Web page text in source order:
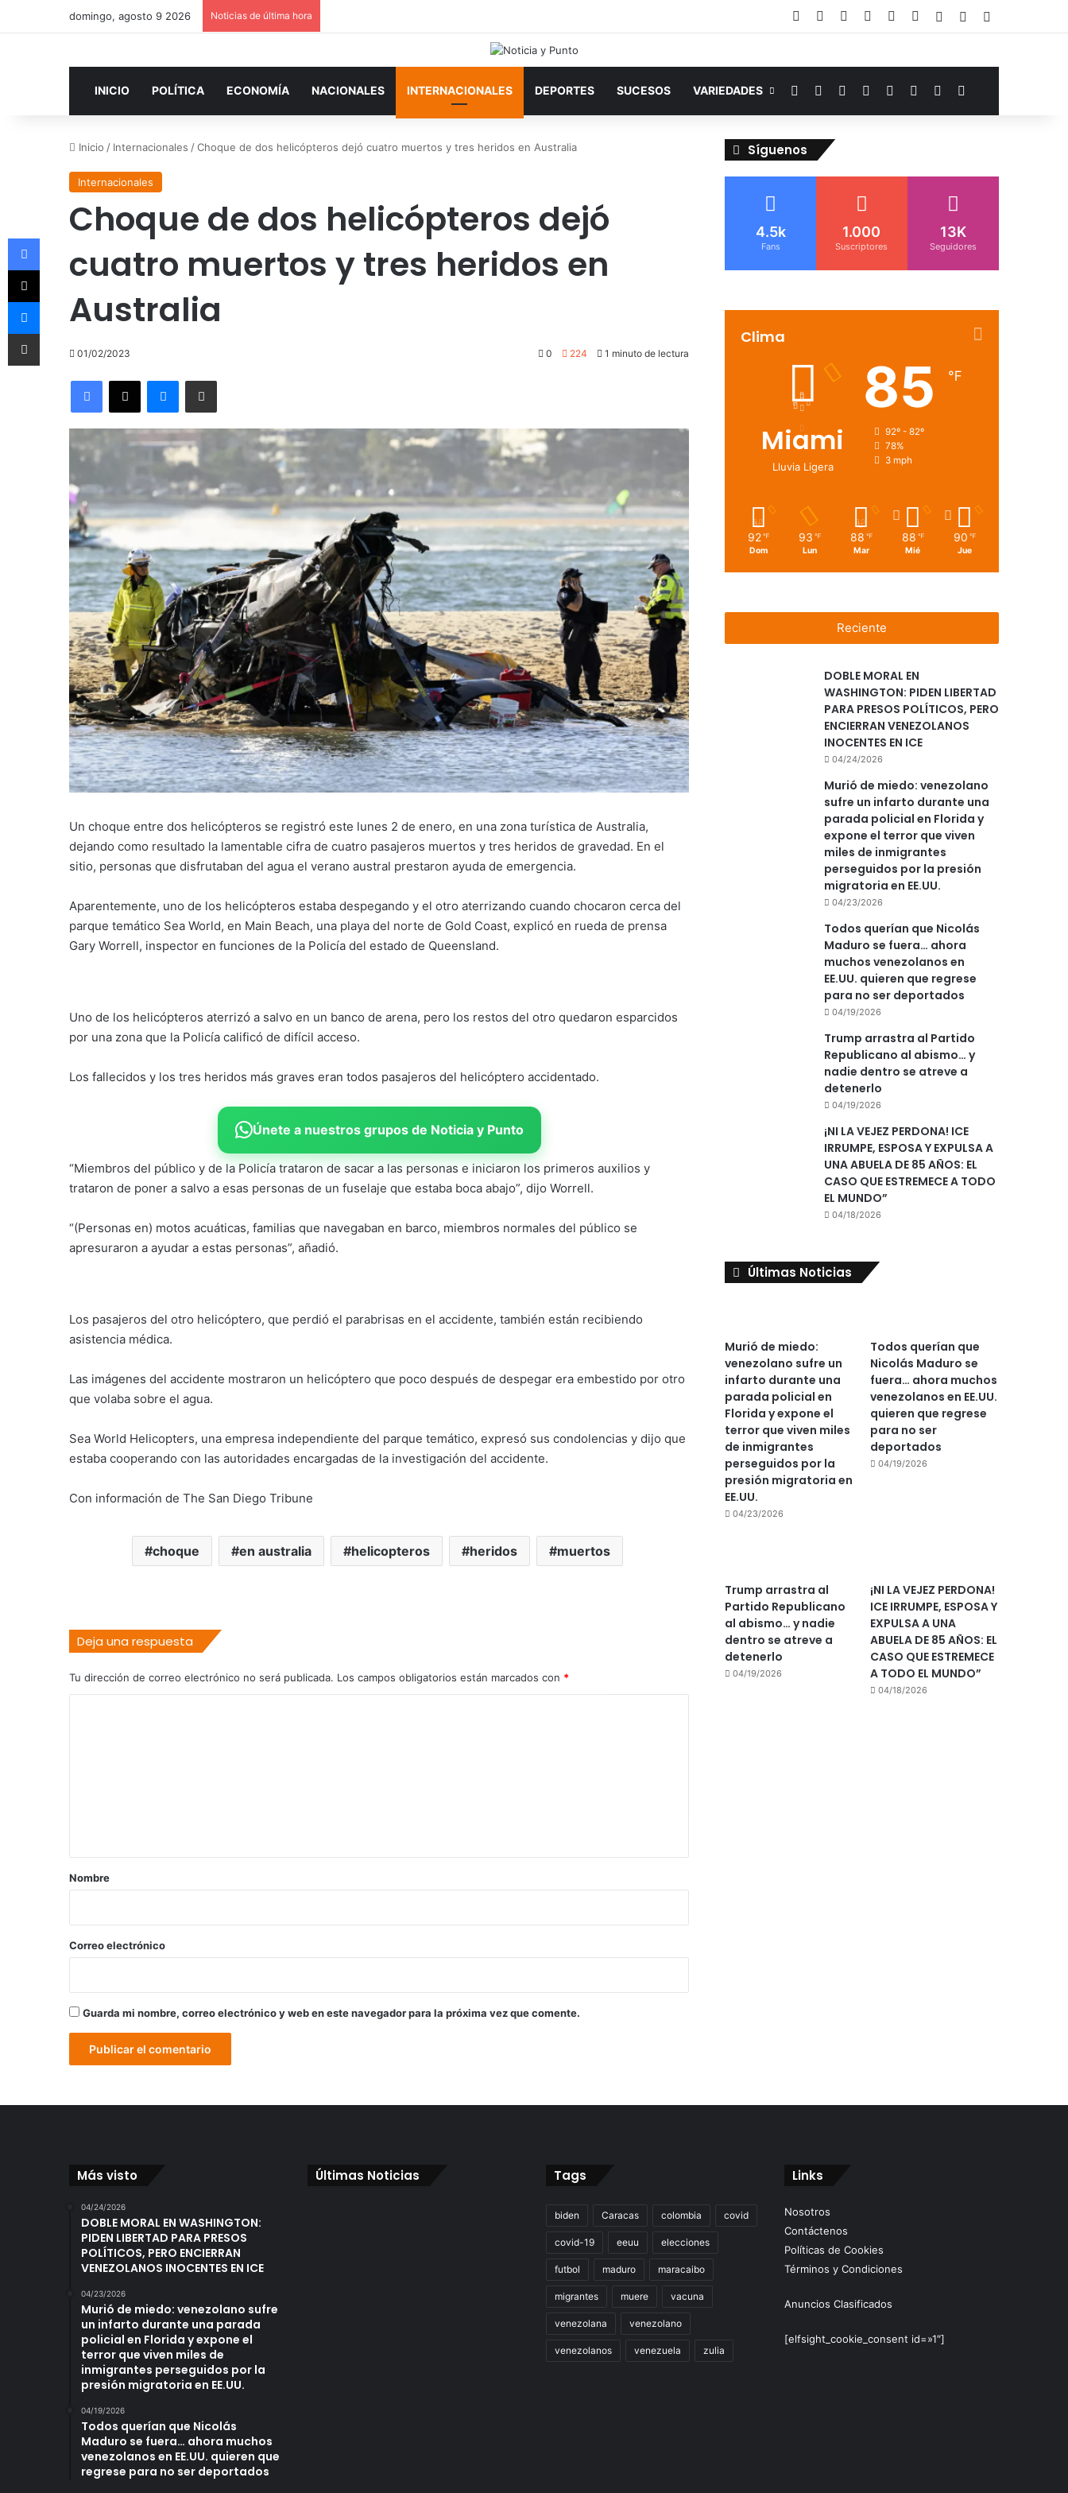
domingo, agosto 9 2026 Noticias de última hora FacebookYouTubeInstagramTelegramWhatsAppGoogle Noticias
AccesoPublicación al
INICIO POLÍTICA ECONOMÍA NACIONALES INTERNACIONALES DEPORTES SUCESOS VARIEDADES FacebookYouTubeInstagramTelegramWhatsAppGoogle Noticias
Switch skin
Inicio / Internacionales /Choque de dos helicópteros dejó cuatro muertos y tres heridos en Australia
Internacionales
Choque de dos helicópteros dejó
cuatro muertos y tres heridos en
Australia
01/02/2023 0 224 1 minuto de lectura
Facebook
X MessengerCompartir por correo electrónico
Un choque entre dos helicópteros se registró este lunes 2 de enero, en una zona turística de Australia,
dejando como resultado la lamentable cifra de cuatro pasajeros muertos y tres heridos de gravedad. En el
sitio, personas que disfrutaban del agua el verano austral prestaron ayuda de emergencia.
Aparentemente, uno de los helicópteros estaba despegando y el otro aterrizando cuando chocaron cerca del
parque temático Sea World, en Main Beach, una playa del norte de Gold Coast, explicó en rueda de prensa
Gary Worrell, inspector en funciones de la Policía del estado de Queensland.
Uno de los helicópteros aterrizó a salvo en un banco de arena, pero los restos del otro quedaron esparcidos
por una zona que la Policía calificó de difícil acceso.
Los fallecidos y los tres heridos más graves eran todos pasajeros del helicóptero accidentado.
Únete a nuestros grupos de Noticia y Punto
“Miembros del público y de la Policía trataron de sacar a las personas e iniciaron los primeros auxilios y
trataron de poner a salvo a esas personas de un fuselaje que estaba boca abajo”, dijo Worrell.
“(Personas en) motos acuáticas, familias que navegaban en barco, miembros normales del público se
apresuraron a ayudar a estas personas”, añadió.
Los pasajeros del otro helicóptero, que perdió el parabrisas en el accidente, también están recibiendo
asistencia médica.
Las imágenes del accidente mostraron un helicóptero que poco después de despegar era embestido por otro
que volaba sobre el agua.
Sea World Helicopters, una empresa independiente del parque temático, expresó sus condolencias y dijo que
estaba cooperando con las autoridades encargadas de la investigación del accidente.
Con información de The San Diego Tribune
choque en australia helicopteros heridos muertos
Deja una respuesta
Tu dirección de correo electrónico no será publicada. Los campos obligatorios están marcados con *
r
*
Nombre
Correo electrónico
Guarda mi nombre, correo electrónico y web en este navegador para la próxima vez que comente.
Síguenos
4.5k
Fans
1.000
Suscriptores
13K
Seguidores
Clima
Miami
Lluvia Ligera
85 ℉
92º - 82º
78%
3 mph
92 ℉
Dom
93 ℉
Lun
88 ℉
Mar
88 ℉
Mié
90 ℉
Jue
Reciente
DOBLE MORAL EN
WASHINGTON: PIDEN LIBERTAD
PARA PRESOS POLÍTICOS, PERO
ENCIERRAN VENEZOLANOS
INOCENTES EN ICE
04/24/2026
Murió de miedo: venezolano
sufre un infarto durante una
parada policial en Florida y
expone el terror que viven
miles de inmigrantes
perseguidos por la presión
migratoria en EE.UU.
04/23/2026
Todos querían que Nicolás
Maduro se fuera… ahora
muchos venezolanos en
EE.UU. quieren que regrese
para no ser deportados
04/19/2026
Trump arrastra al Partido
Republicano al abismo… y
nadie dentro se atreve a
detenerlo
04/19/2026
¡NI LA VEJEZ PERDONA! ICE
IRRUMPE, ESPOSA Y EXPULSA A
UNA ABUELA DE 85 AÑOS: EL
CASO QUE ESTREMECE A TODO
EL MUNDO”
04/18/2026
Últimas Noticias
Murió de miedo:
venezolano sufre un
infarto durante una
parada policial en
Florida y expone el
terror que viven miles
de inmigrantes
perseguidos por la
presión migratoria en
EE.UU.
04/23/2026
Todos querían que
Nicolás Maduro se
fuera… ahora muchos
venezolanos en EE.UU.
quieren que regrese
para no ser
deportados
04/19/2026
Trump arrastra al
Partido Republicano
al abismo… y nadie
dentro se atreve a
detenerlo
04/19/2026
¡NI LA VEJEZ PERDONA!
ICE IRRUMPE, ESPOSA Y
EXPULSA A UNA
ABUELA DE 85 AÑOS: EL
CASO QUE ESTREMECE
A TODO EL MUNDO”
04/18/2026
Más visto
04/24/2026
DOBLE MORAL EN WASHINGTON:
PIDEN LIBERTAD PARA PRESOS
POLÍTICOS, PERO ENCIERRAN
VENEZOLANOS INOCENTES EN ICE
04/23/2026
Murió de miedo: venezolano sufre
un infarto durante una parada
policial en Florida y expone el
terror que viven miles de
inmigrantes perseguidos por la
presión migratoria en EE.UU.
04/19/2026
Todos querían que Nicolás
Maduro se fuera… ahora muchos
venezolanos en EE.UU. quieren que
regrese para no ser deportados
Últimas Noticias Tags
biden Caracas colombia covid
covid-19 eeuu elecciones
futbol maduro maracaibo
migrantes muere vacuna
venezolana venezolano
venezolanos venezuela zulia
Links
Nosotros
Contáctenos
Políticas de Cookies
Términos y Condiciones
Anuncios Clasificados
[elfsight_cookie_consent id=»1″]
Facebook
X
Messenger
Compartir por correo electrónico